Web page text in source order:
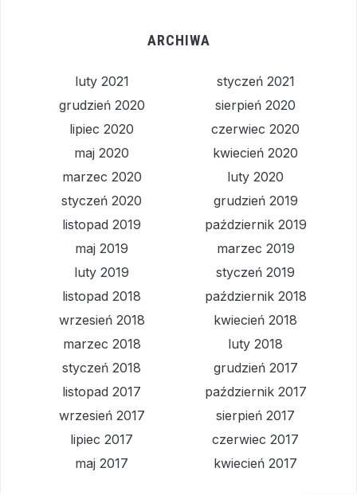
ARCHIWA
luty 2021
styczeń 2021
grudzień 2020
sierpień 2020
lipiec 2020
czerwiec 2020
maj 2020
kwiecień 2020
marzec 2020
luty 2020
styczeń 2020
grudzień 2019
listopad 2019
październik 2019
maj 2019
marzec 2019
luty 2019
styczeń 2019
listopad 2018
październik 2018
wrzesień 2018
kwiecień 2018
marzec 2018
luty 2018
styczeń 2018
grudzień 2017
listopad 2017
październik 2017
wrzesień 2017
sierpień 2017
lipiec 2017
czerwiec 2017
maj 2017
kwiecień 2017